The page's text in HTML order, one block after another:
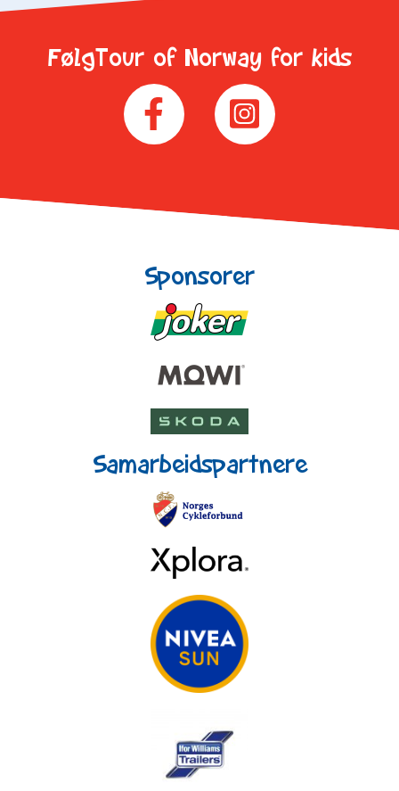
FølgTour of Norway for kids
Sponsorer
Samarbeidspartnere